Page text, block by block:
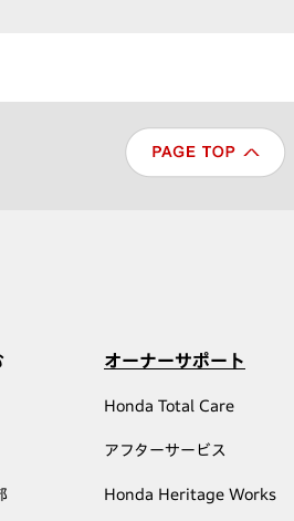
オーナーサポート
Honda Total Care
アフターサービス
Honda Heritage Works